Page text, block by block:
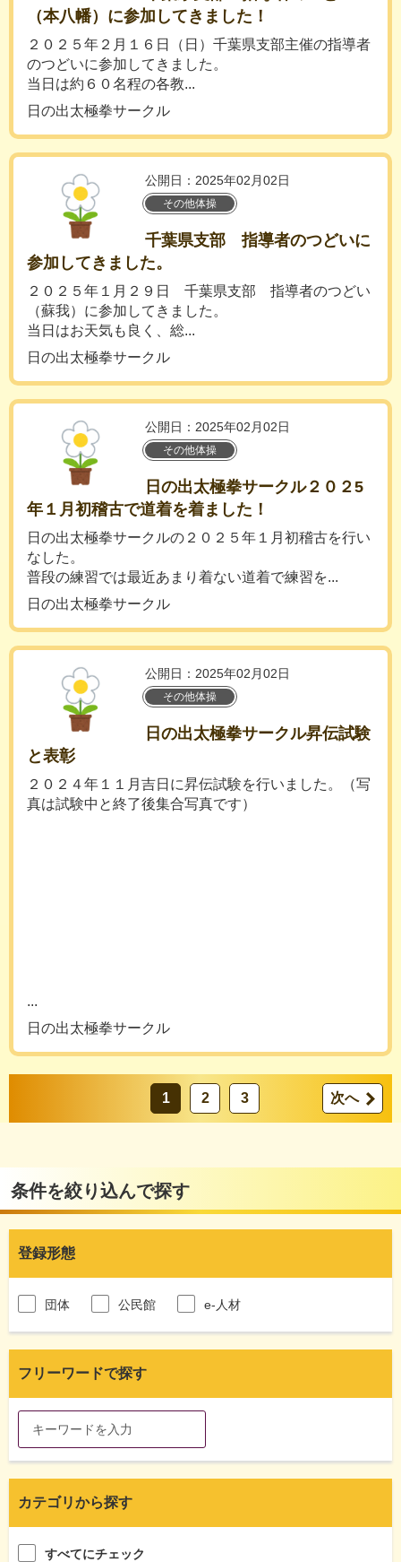
（本八幡）に参加してきました！
２０２５年２月１６日（日）千葉県支部主催の指導者
のつどいに参加してきました。
当日は約６０名程の各教...
日の出太極拳サークル
公開日：2025年02月02日
その他体操
千葉県支部 指導者のつどいに
参加してきました。
２０２５年１月２９日 千葉県支部 指導者のつどい
（蘇我）に参加してきました。
当日はお天気も良く、総...
日の出太極拳サークル
公開日：2025年02月02日
その他体操
日の出太極拳サークル２０２5
年１月初稽古で道着を着ました！
日の出太極拳サークルの２０２５年１月初稽古を行い
なした。
普段の練習では最近あまり着ない道着で練習を...
日の出太極拳サークル
公開日：2025年02月02日
その他体操
日の出太極拳サークル昇伝試験
と表彰
２０２４年１１月吉日に昇伝試験を行いました。（写
真は試験中と終了後集合写真です）
...
日の出太極拳サークル
1 2 3 次へ
条件を絞り込んで探す
登録形態
団体 公民館 e-人材
フリーワードで探す
カテゴリから探す
すべてにチェック